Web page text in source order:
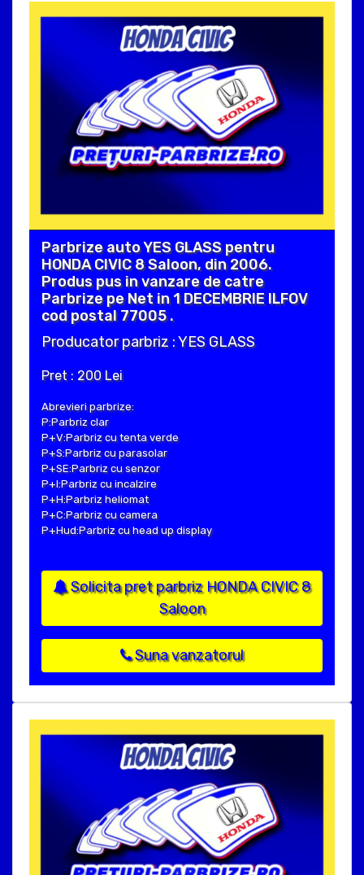
Parbrize auto YES GLASS pentru
HONDA CIVIC 8 Saloon, din 2006.
Produs pus in vanzare de catre
Parbrize pe Net in 1 DECEMBRIE ILFOV
cod postal 77005 .
Producator parbriz : YES GLASS
Pret : 200 Lei
Abrevieri parbrize:
P:Parbriz clar
P+V:Parbriz cu tenta verde
P+S:Parbriz cu parasolar
P+SE:Parbriz cu senzor
P+I:Parbriz cu incalzire
P+H:Parbriz heliomat
P+C:Parbriz cu camera
P+Hud:Parbriz cu head up display
Solicita pret parbriz HONDA CIVIC 8
Saloon
Suna vanzatorul